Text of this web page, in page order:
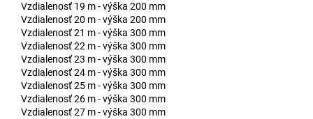
Vzdialenosť 19 m - výška 200 mm
Vzdialenosť 20 m - výška 200 mm
Vzdialenosť 21 m - výška 300 mm
Vzdialenosť 22 m - výška 300 mm
Vzdialenosť 23 m - výška 300 mm
Vzdialenosť 24 m - výška 300 mm
Vzdialenosť 25 m - výška 300 mm
Vzdialenosť 26 m - výška 300 mm
Vzdialenosť 27 m - výška 300 mm